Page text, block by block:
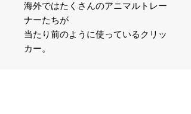
海外ではたくさんのアニマルトレー
ナーたちが
当たり前のように使っているクリッ
カー。